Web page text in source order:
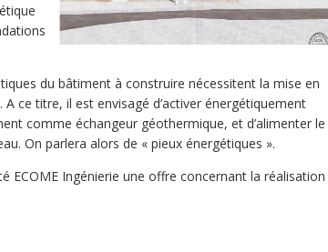
du bâtiment à construire nécessitent la mise en
ce titre, il est envisagé d’activer énergétiquement
comme échangeur géothermique, et d’alimenter le
On parlera alors de « pieux énergétiques ».
ECOME Ingénierie une offre concernant la réalisation